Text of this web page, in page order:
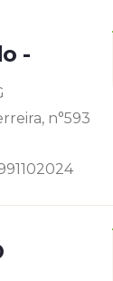
-
n°593